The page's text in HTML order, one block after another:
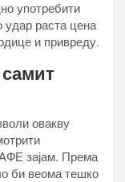
употребити
удар раста цена
и привреду.
овакву
зајам. Према
би веома тешко